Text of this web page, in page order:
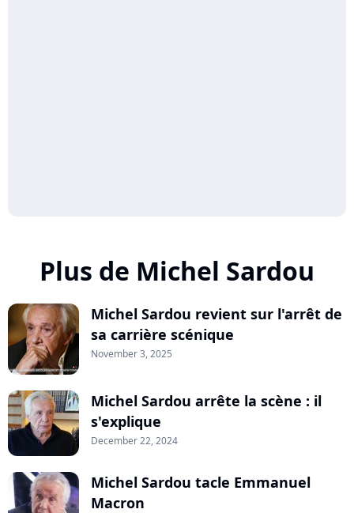
Plus de Michel Sardou
Michel Sardou revient sur l'arrêt de
sa carrière scénique
November 3, 2025
Michel Sardou arrête la scène : il
s'explique
December 22, 2024
Michel Sardou tacle Emmanuel
Macron